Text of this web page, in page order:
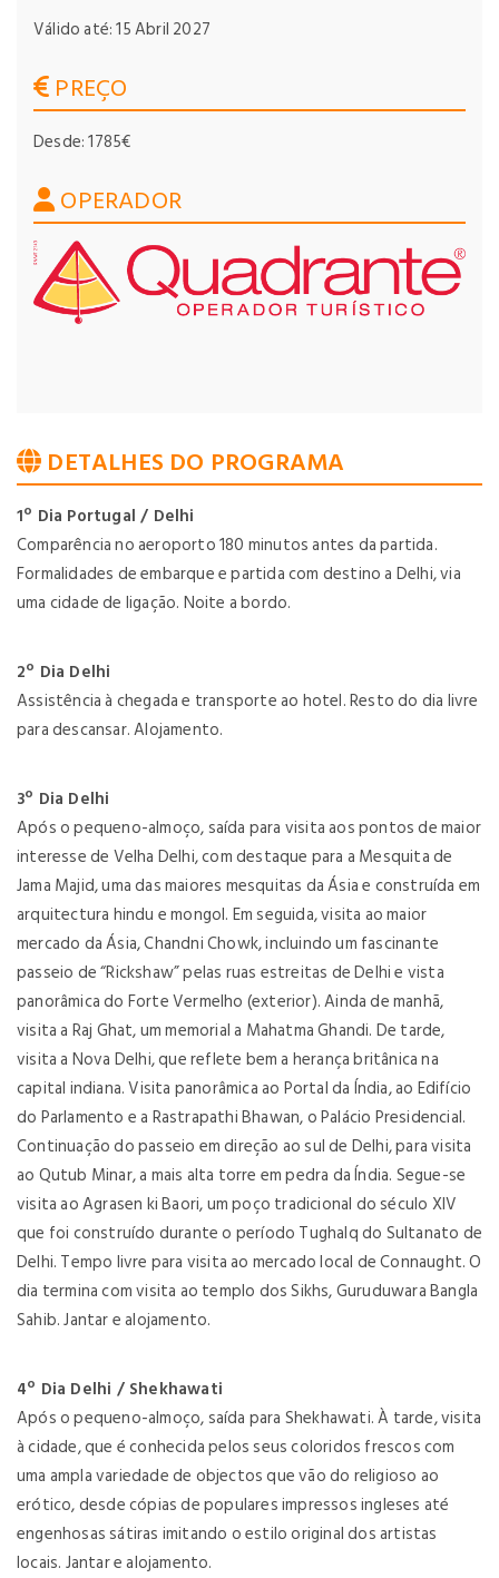
Válido até: 15 Abril 2027
PREÇO
Desde: 1785€
OPERADOR
DETALHES DO PROGRAMA
1º Dia Portugal / Delhi
Comparência no aeroporto 180 minutos antes da partida.
Formalidades de embarque e partida com destino a Delhi, via
uma cidade de ligação. Noite a bordo.
2º Dia Delhi
Assistência à chegada e transporte ao hotel. Resto do dia livre
para descansar. Alojamento.
3º Dia Delhi
Após o pequeno-almoço, saída para visita aos pontos de maior
interesse de Velha Delhi, com destaque para a Mesquita de
Jama Majid, uma das maiores mesquitas da Ásia e construída em
arquitectura hindu e mongol. Em seguida, visita ao maior
mercado da Ásia, Chandni Chowk, incluindo um fascinante
passeio de “Rickshaw” pelas ruas estreitas de Delhi e vista
panorâmica do Forte Vermelho (exterior). Ainda de manhã,
visita a Raj Ghat, um memorial a Mahatma Ghandi. De tarde,
visita a Nova Delhi, que reflete bem a herança britânica na
capital indiana. Visita panorâmica ao Portal da Índia, ao Edifício
do Parlamento e a Rastrapathi Bhawan, o Palácio Presidencial.
Continuação do passeio em direção ao sul de Delhi, para visita
ao Qutub Minar, a mais alta torre em pedra da Índia. Segue-se
visita ao Agrasen ki Baori, um poço tradicional do século XIV
que foi construído durante o período Tughalq do Sultanato de
Delhi. Tempo livre para visita ao mercado local de Connaught. O
dia termina com visita ao templo dos Sikhs, Guruduwara Bangla
Sahib. Jantar e alojamento.
4º Dia Delhi / Shekhawati
Após o pequeno-almoço, saída para Shekhawati. À tarde, visita
à cidade, que é conhecida pelos seus coloridos frescos com
uma ampla variedade de objectos que vão do religioso ao
erótico, desde cópias de populares impressos ingleses até
engenhosas sátiras imitando o estilo original dos artistas
locais. Jantar e alojamento.